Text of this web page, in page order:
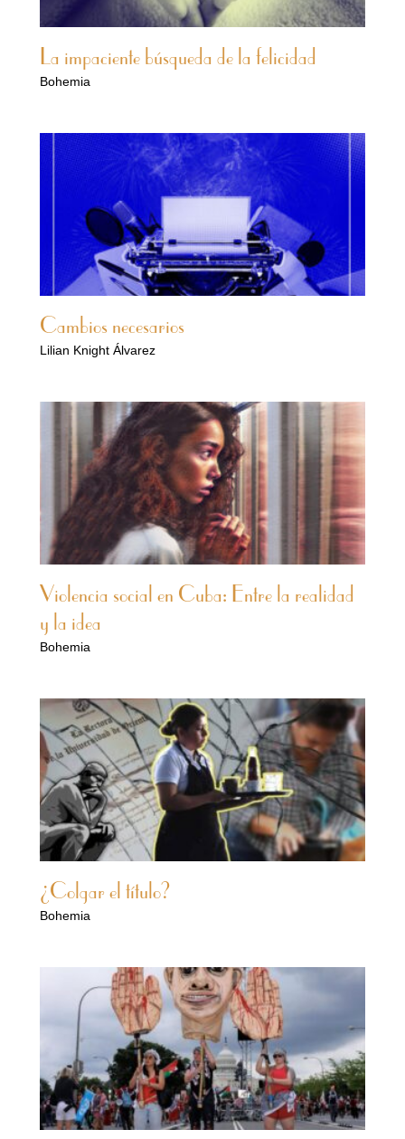
La impaciente búsqueda de la felicidad
Bohemia
Cambios necesarios
Lilian Knight Álvarez
Violencia social en Cuba: Entre la realidad
y la idea
Bohemia
¿Colgar el título?
Bohemia